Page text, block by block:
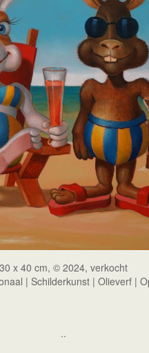
30 x 40 cm, © 2024, verkocht
| Schilderkunst | Olieverf |
..